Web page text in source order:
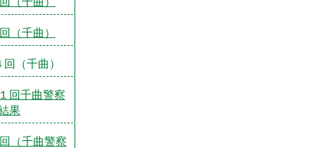
（千曲）
（千曲）
回千曲警察
果
（千曲警察